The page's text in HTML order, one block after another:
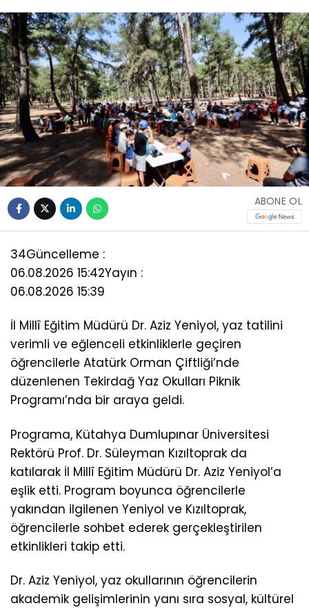
ABONE OL
34Güncelleme :
06.08.2026 15:42Yayın :
06.08.2026 15:39
İl Millî Eğitim Müdürü Dr. Aziz Yeniyol, yaz tatilini
verimli ve eğlenceli etkinliklerle geçiren
öğrencilerle Atatürk Orman Çiftliği’nde
düzenlenen Tekirdağ Yaz Okulları Piknik
Programı’nda bir araya geldi.
Programa, Kütahya Dumlupınar Üniversitesi
Rektörü Prof. Dr. Süleyman Kızıltoprak da
katılarak İl Millî Eğitim Müdürü Dr. Aziz Yeniyol’a
eşlik etti. Program boyunca öğrencilerle
yakından ilgilenen Yeniyol ve Kızıltoprak,
öğrencilerle sohbet ederek gerçekleştirilen
etkinlikleri takip etti.
Dr. Aziz Yeniyol, yaz okullarının öğrencilerin
akademik gelişimlerinin yanı sıra sosyal, kültürel